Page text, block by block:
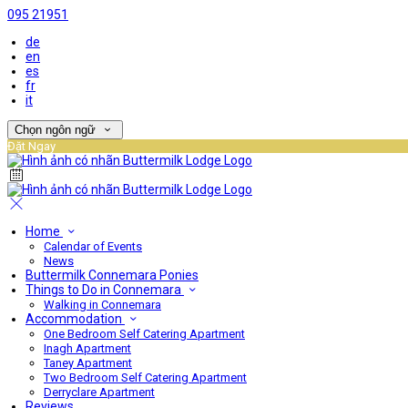
095 21951
de
en
es
fr
it
Chọn ngôn ngữ
Đặt Ngay
Home
Calendar of Events
News
Buttermilk Connemara Ponies
Things to Do in Connemara
Walking in Connemara
Accommodation
One Bedroom Self Catering Apartment
Inagh Apartment
Taney Apartment
Two Bedroom Self Catering Apartment
Derryclare Apartment